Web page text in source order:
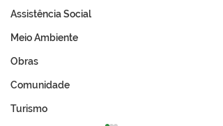
Assistência Social
Meio Ambiente
Obras
Comunidade
Turismo